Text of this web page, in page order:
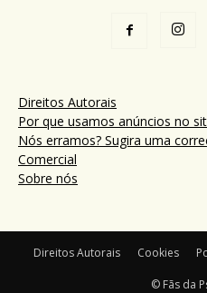
Direitos Autorais
Por que usamos anúncios no
Nós erramos? Sugira uma
Comercial
Sobre nós
Direitos Autorais Cookies
© Fãs da